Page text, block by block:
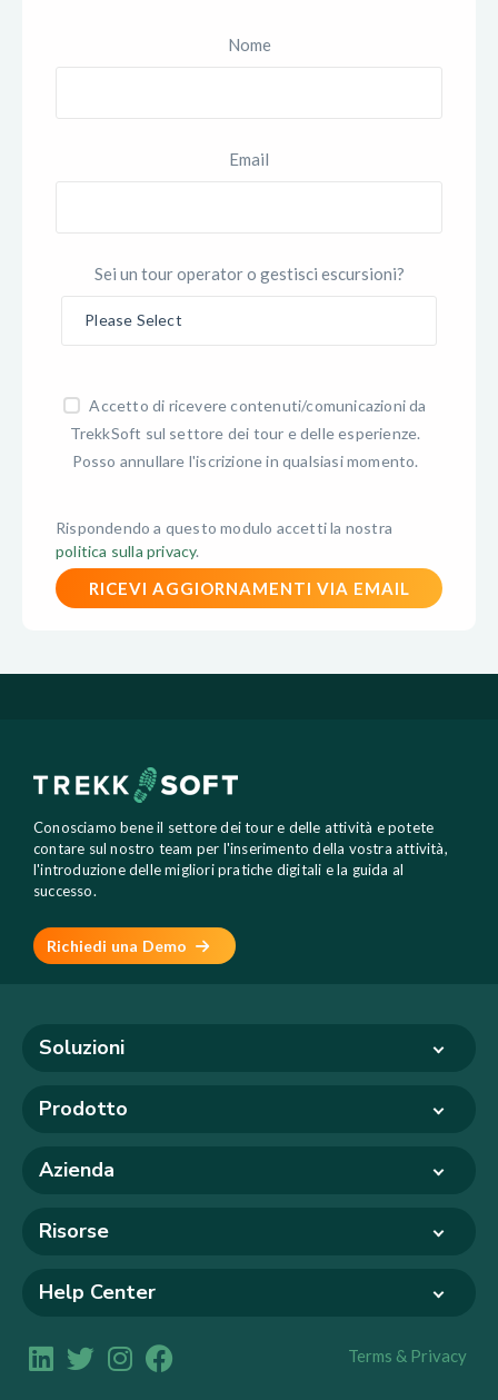
Nome
Email
Sei un tour operator o gestisci escursioni?
Accetto di ricevere contenuti/comunicazioni da
TrekkSoft sul settore dei tour e delle esperienze.
Posso annullare l'iscrizione in qualsiasi momento.
Rispondendo a questo modulo accetti la nostra
politica sulla privacy.
Conosciamo bene il settore dei tour e delle attività e potete
contare sul nostro team per l'inserimento della vostra attività,
l'introduzione delle migliori pratiche digitali e la guida al
successo.
Richiedi una Demo
Soluzioni
Prodotto
Azienda
Risorse
Help Center
Terms & Privacy